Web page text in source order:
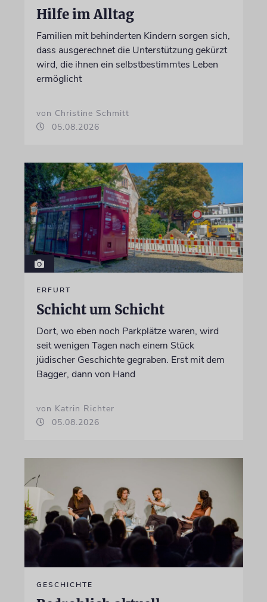
Hilfe im Alltag
Familien mit behinderten Kindern sorgen sich,
dass ausgerechnet die Unterstützung gekürzt
wird, die ihnen ein selbstbestimmtes Leben
ermöglicht
von Christine Schmitt
05.08.2026
ERFURT
Schicht um Schicht
Dort, wo eben noch Parkplätze waren, wird
seit wenigen Tagen nach einem Stück
jüdischer Geschichte gegraben. Erst mit dem
Bagger, dann von Hand
von Katrin Richter
05.08.2026
GESCHICHTE